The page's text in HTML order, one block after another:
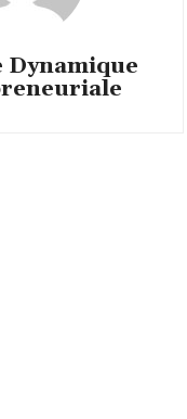
Dynamique